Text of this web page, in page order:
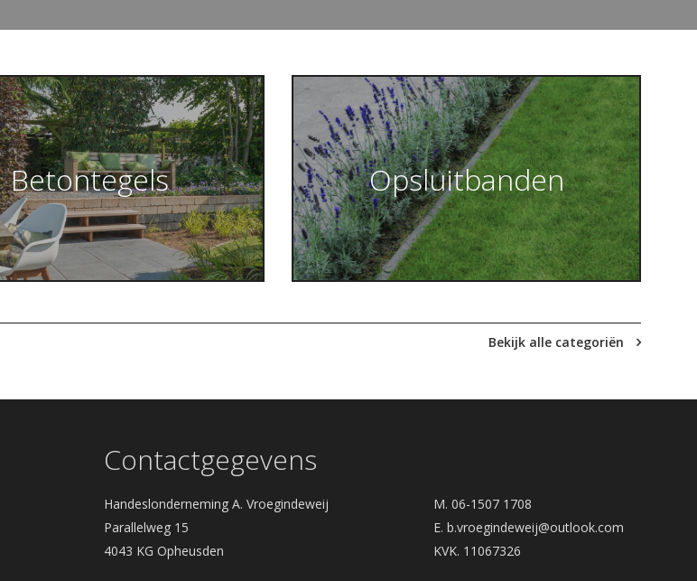
Betontegels Opsluitbanden
Bekijk alle categoriën
Contactgegevens
Handeslonderneming A. Vroegindeweij
Parallelweg 15
4043 KG Opheusden
M. 06-1507 1708
E. b.vroegindeweij@outlook.com
KVK. 11067326